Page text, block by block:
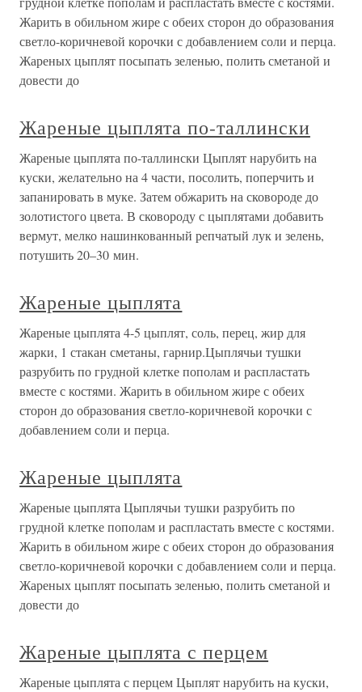
Жарить в обильном жире с обеих сторон до образования
светло-коричневой корочки с добавлением соли и перца.
Жареных цыплят посыпать зеленью, полить сметаной и
довести до
Жареные цыплята по-таллински
Жареные цыплята по-таллински Цыплят нарубить на
куски, желательно на 4 части, посолить, поперчить и
запанировать в муке. Затем обжарить на сковороде до
золотистого цвета. В сковороду с цыплятами добавить
вермут, мелко нашинкованный репчатый лук и зелень,
потушить 20–30 мин.
Жареные цыплята
Жареные цыплята 4-5 цыплят, соль, перец, жир для
жарки, 1 стакан сметаны, гарнир.Цыплячьи тушки
разрубить по грудной клетке пополам и распластать
вместе с костями. Жарить в обильном жире с обеих
сторон до образования светло-коричневой корочки с
добавлением соли и перца.
Жареные цыплята
Жареные цыплята Цыплячьи тушки разрубить по
грудной клетке пополам и распластать вместе с костями.
Жарить в обильном жире с обеих сторон до образования
светло-коричневой корочки с добавлением соли и перца.
Жареных цыплят посыпать зеленью, полить сметаной и
довести до
Жареные цыплята с перцем
Жареные цыплята с перцем Цыплят нарубить на куски,